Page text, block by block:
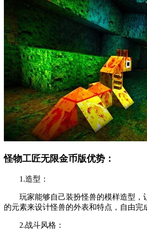
怪物工匠无限金币版优势：
1.造型：
玩家能够自己装扮怪兽的模样造型，
的元素来设计怪兽的外表和特点，自由完
2.战斗风格：